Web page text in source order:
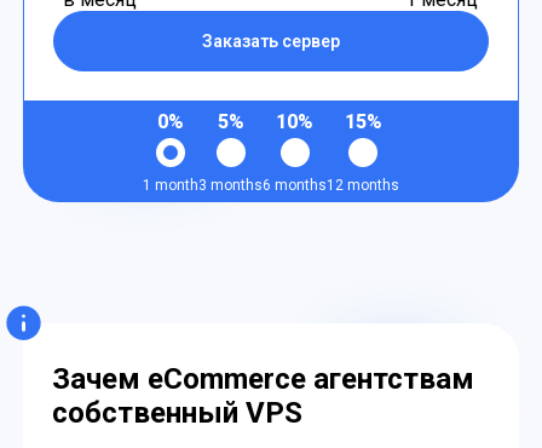
Заказать сервер
0%
1 month
5%
3 months
10%
6 months
15%
12 months
Зачем eCommerce агентствам
собственный VPS